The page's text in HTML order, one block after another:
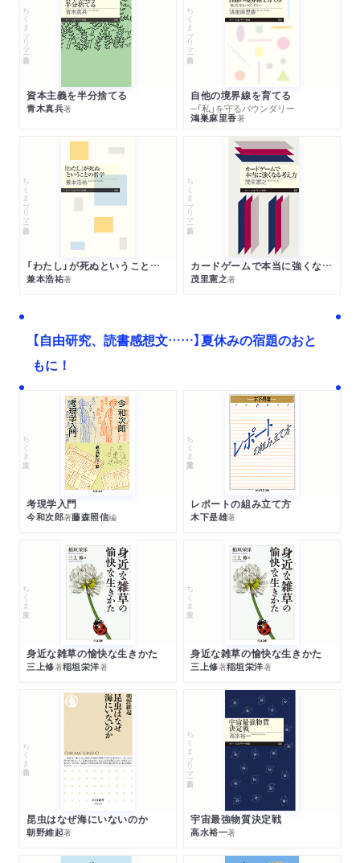
ちくまプリマー新書
資本主義を半分捨てる
青木真兵著
ちくまプリマー新書
自他の境界線を育てる
─「私」を守るバウンダリー
鴻巣麻里香著
ちくまプリマー新書
「わたし」が死ぬということの哲学
兼本浩祐著
ちくまプリマー新書
カードゲームで本当に強くなる考え方
茂里憲之著
【自由研究、読書感想文……】夏休みの宿題のおと
もに！
ちくま文庫
考現学入門
今和次郎著藤森照信編
ちくま学芸文庫
レポートの組み立て方
木下是雄著
ちくま文庫
身近な雑草の愉快な生きかた
三上修著稲垣栄洋著
ちくま文庫
身近な雑草の愉快な生きかた
三上修著稲垣栄洋著
ちくま新書
昆虫はなぜ海にいないのか
朝野維起著
ちくまプリマー新書
宇宙最強物質決定戦
高水裕一著